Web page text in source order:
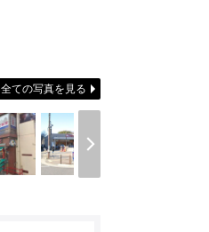
全ての写真を見る